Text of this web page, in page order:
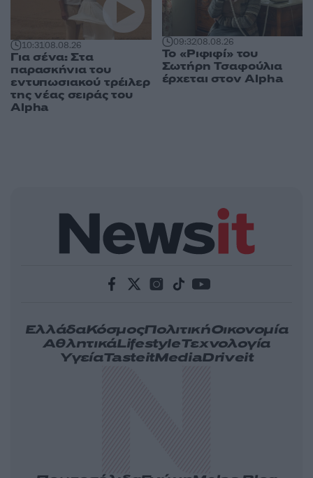
10:3108.08.26
Για σένα: Στα
παρασκήνια του
εντυπωσιακού τρέιλερ
της νέας σειράς του
Alpha
09:3208.08.26
Το «Ριφιφί» του
Σωτήρη Τσαφούλια
έρχεται στον Alpha
ΕλλάδαΚόσμοςΠολιτικήΟικονομία
ΑθλητικάLifestyleΤεχνολογία
ΥγείαTasteitMediaDriveit